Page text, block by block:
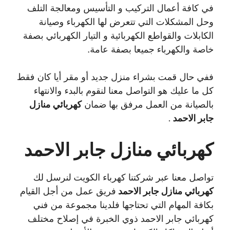
في كافة أعمال التركيب و التأسيس ومعالجة التلف
وحل المشكلات التي تتعرض لها الكهرباء وصيانة
الكابلات والقواطع الكهربائية و التيار الكهربائي بصفة
خاصة والكهرباء جميعا بصفة عامة.
ففي حال قمت بشراء منزل جديد أو مقر أيا كان فقط
كل ما عليك هو التواصل معنا لنقوم بالبدء والانتهاء
بالصيانة من العمل مرفق بها ضمانكهربائي منازل
جابر الاحمد .
كهربائي منازل جابر الاحمد
تواصل معنا عبر شركتنا كهرباء الكويت لنرسل لك
كهربائي منازل جابر الاحمد فريق عمل من أجل القيام
بكافة المهام التي تحتاجها فلدينا مجموعة من فني
كهربائي جابر الاحمد ذوي الخبرة في إصلاح مختلف